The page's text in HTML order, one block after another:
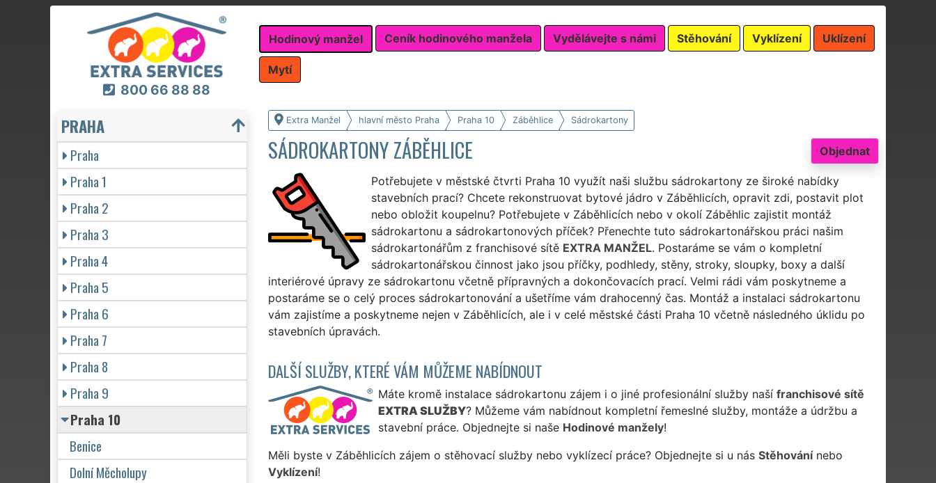
800 66 88 88
Hodinový manžel Ceník hodinového manžela Vydělávejte s námi Stěhování Vyklízení Uklízení
Mytí
Extra Manžel hlavní město Praha Praha 10 Záběhlice Sádrokartony
Objednat
SÁDROKARTONY ZÁBĚHLICE
Potřebujete v městské čtvrti Praha 10 využít naši službu sádrokartony ze široké nabídky
stavebních prací? Chcete rekonstruovat bytové jádro v Záběhlicích, opravit zdi, postavit plot
nebo obložit koupelnu? Potřebujete v Záběhlicích nebo v okolí Záběhlic zajistit montáž
sádrokartonu a sádrokartonových příček? Přenechte tuto sádrokartonářskou práci našim
sádrokartonářům z franchisové sítě EXTRA MANŽEL. Postaráme se vám o kompletní
sádrokartonářskou činnost jako jsou příčky, podhledy, stěny, stroky, sloupky, boxy a další
interiérové úpravy ze sádrokartonu včetně přípravných a dokončovacích prací. Velmi rádi vám poskytneme a
postaráme se o celý proces sádrokartonování a ušetříme vám drahocenný čas. Montáž a instalaci sádrokartonu
vám zajistíme a poskytneme nejen v Záběhlicích, ale i v celé městské části Praha 10 včetně následného úklidu po
stavebních úpravách.
DALŠÍ SLUŽBY, KTERÉ VÁM MŮŽEME NABÍDNOUT
Máte kromě instalace sádrokartonu zájem i o jiné profesionální služby naší franchisové sítě
EXTRA SLUŽBY? Můžeme vám nabídnout kompletní řemeslné služby, montáže a údržbu a
stavební práce. Objednejte si naše Hodinové manžely!
Měli byste v Záběhlicích zájem o stěhovací služby nebo vyklízecí práce? Objednejte si u nás Stěhovánínebo
Vyklízení!
PRAHA
Praha
Praha 1
Praha 2
Praha 3
Praha 4
Praha 5
Praha 6
Praha 7
Praha 8
Praha 9
Praha 10
Benice
Dolní Měcholupy